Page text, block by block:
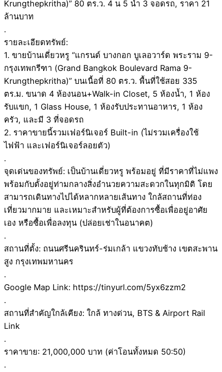
Krungthepkritha)” 80 ตร.ว. 4 น 5 น้ำ 3 จอดรถ, ราคา 21
ล้านบาท
.
รายละเอียดทรัพย์:
1. ขายบ้านเดี่ยวหรู “แกรนด์ บางกอก บูเลอวาร์ด พระราม 9-
กรุงเทพกรีฑา (Grand Bangkok Boulevard Rama 9-
Krungthepkritha)” บนเนื้อที่ 80 ตร.ว. พื้นที่ใช้สอย 335
ตร.ม. ขนาด 4 ห้องนอน+Walk-in Closet, 5 ห้องน้ำ, 1 ห้อง
รับแขก, 1 Glass House, 1 ห้องรับประทานอาหาร, 1 ห้อง
ครัว, และมี 3 ที่จอดรถ
2. ราคาขายนี้รวมเฟอร์นิเจอร์ Built-in (ไม่รวมเครื่องใช้
ไฟฟ้า และเฟอร์นิเจอร์ลอยตัว)
.
จุดเด่นของทรัพย์: เป็นบ้านเดี่ยวหรู พร้อมอยู่ ที่มีราคาที่ไม่แพง
พร้อมกับตั้งอยู่ท่ามกลางสิ่งอำนวยความสะดวกในทุกมิติ โดย
สามารถเดินทางไปได้หลากหลายเส้นทาง ใกล้สถานที่ท่อง
เที่ยวมากมาย และเหมาะสำหรับผู้ที่ต้องการซื้อเพื่ออยู่อาศัย
เอง หรือซื้อเพื่อลงทุน (ปล่อยเช่าในอนาคต)
.
สถานที่ตั้ง: ถนนศรีนครินทร์-ร่มเกล้า แขวงทับช้าง เขตสะพาน
สูง กรุงเทพมหานคร
.
Google Map Link: https://tinyurl.com/5yx6zzm2
.
สถานที่สำคัญใกล้เคียง: ใกล้ ทางด่วน, BTS & Airport Rail
Link
.
ราคาขาย: 21,000,000 บาท (ค่าโอนทั้งหมด 50:50)
.